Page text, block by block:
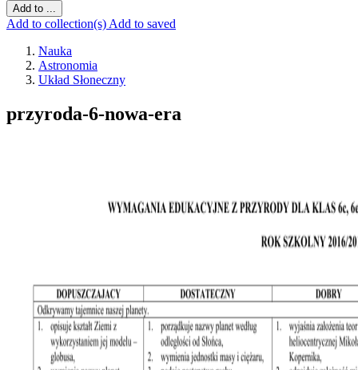
Add to ...
Add to collection(s) Add to saved
Nauka
Astronomia
Układ Słoneczny
przyroda-6-nowa-era